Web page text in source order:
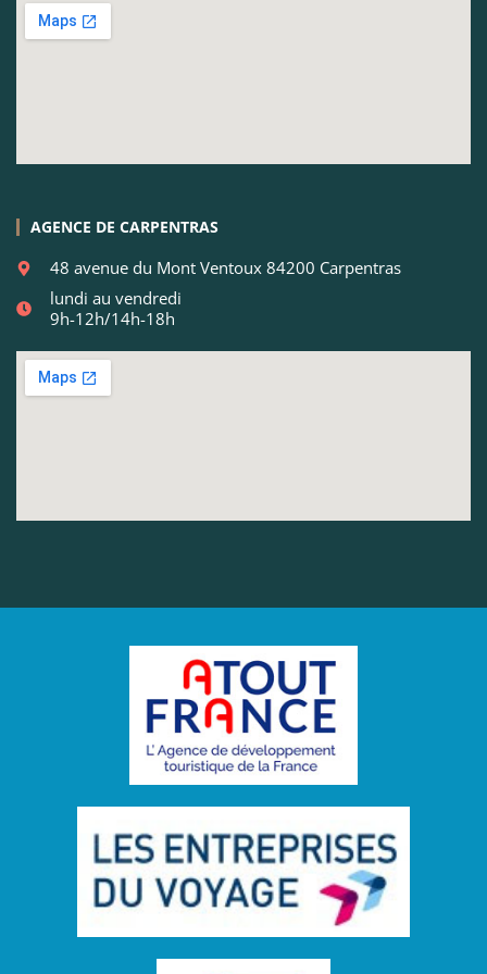
AGENCE DE CARPENTRAS
48 avenue du Mont Ventoux 84200 Carpentras
lundi au vendredi
9h-12h/14h-18h